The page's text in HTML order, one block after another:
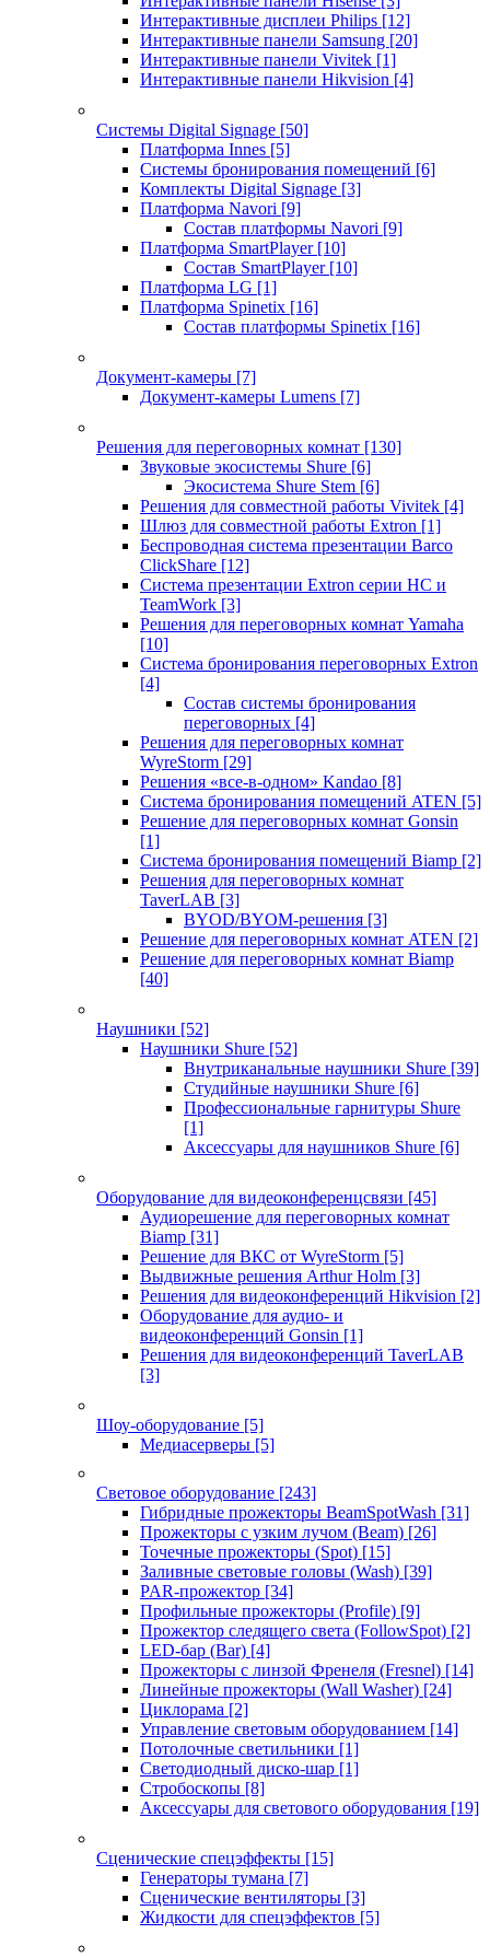
Интерактивные дисплеи Philips [12]
Интерактивные панели Samsung [20]
Интерактивные панели Vivitek [1]
Интерактивные панели Hikvision [4]
Системы Digital Signage [50]
Платформа Innes [5]
Системы бронирования помещений [6]
Комплекты Digital Signage [3]
Платформа Navori [9]
Состав платформы Navori [9]
Платформа SmartPlayer [10]
Состав SmartPlayer [10]
Платформа LG [1]
Платформа Spinetix [16]
Состав платформы Spinetix [16]
Документ-камеры [7]
Документ-камеры Lumens [7]
Решения для переговорных комнат [130]
Звуковые экосистемы Shure [6]
Экосистема Shure Stem [6]
Решения для совместной работы Vivitek [4]
Шлюз для совместной работы Extron [1]
Беспроводная система презентации Barco
ClickShare [12]
Система презентации Extron серии HC и
TeamWork [3]
Решения для переговорных комнат Yamaha
[10]
Система бронирования переговорных Extron
[4]
Состав системы бронирования
переговорных [4]
Решения для переговорных комнат
WyreStorm [29]
Решения «все-в-одном» Kandao [8]
Система бронирования помещений ATEN [5]
Решение для переговорных комнат Gonsin
[1]
Система бронирования помещений Biamp [2]
Решения для переговорных комнат
TaverLAB [3]
BYOD/BYOM-решения [3]
Решение для переговорных комнат ATEN [2]
Решение для переговорных комнат Biamp
[40]
Наушники [52]
Наушники Shure [52]
Внутриканальные наушники Shure [39]
Студийные наушники Shure [6]
Профессиональные гарнитуры Shure
[1]
Аксессуары для наушников Shure [6]
Оборудование для видеоконференцсвязи [45]
Аудиорешение для переговорных комнат
Biamp [31]
Решение для ВКС от WyreStorm [5]
Выдвижные решения Arthur Holm [3]
Решения для видеоконференций Hikvision [2]
Оборудование для аудио- и
видеоконференций Gonsin [1]
Решения для видеоконференций TaverLAB
[3]
Шоу-оборудование [5]
Медиасерверы [5]
Световое оборудование [243]
Гибридные прожекторы BeamSpotWash [31]
Прожекторы с узким лучом (Beam) [26]
Точечные прожекторы (Spot) [15]
Заливные световые головы (Wash) [39]
PAR-прожектор [34]
Профильные прожекторы (Profile) [9]
Прожектор следящего света (FollowSpot) [2]
LED-бар (Bar) [4]
Прожекторы с линзой Френеля (Fresnel) [14]
Линейные прожекторы (Wall Washer) [24]
Циклорама [2]
Управление световым оборудованием [14]
Потолочные светильники [1]
Светодиодный диско-шар [1]
Стробоскопы [8]
Аксессуары для светового оборудования [19]
Сценические спецэффекты [15]
Генераторы тумана [7]
Сценические вентиляторы [3]
Жидкости для спецэффектов [5]